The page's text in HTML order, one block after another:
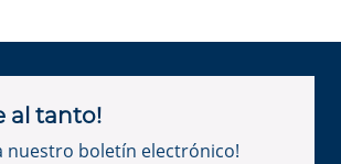
al tanto!
nuestro boletín electrónico!